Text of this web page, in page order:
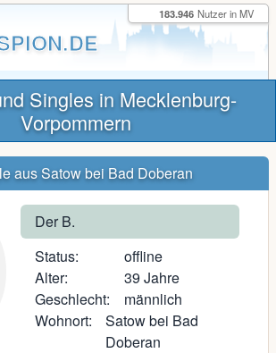
183.946 Nutzer in MV
Singles in Mecklenburg-
Vorpommern
aus Satow bei Bad Doberan
Der B.
Status:
offline
Alter:
39 Jahre
Geschlecht:
männlich
Wohnort:
Satow bei Bad
Doberan